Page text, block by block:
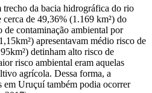
trecho da bacia hidrográfica do rio
de 49,36% (1.169 km²) do
de contaminação ambiental por
apresentavam médio risco de
detinham alto risco de
risco ambiental eram aquelas
agrícola. Dessa forma, a
em Uruçuí também podia ocorrer